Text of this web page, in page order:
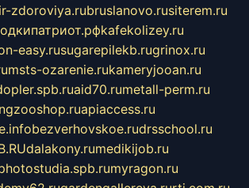
zdoroviya.rubruslanovo.rusiterem.ru
kafekolizey.ru
easy.rusugarepilekb.rugrinox.ru
msts-ozarenie.rukameryjooan.ru
aid70.rumetall-perm.ru
apiaccess.ru
bezverhovskoe.rudrsschool.ru
dalakony.rumedikijob.ru
myragon.ru